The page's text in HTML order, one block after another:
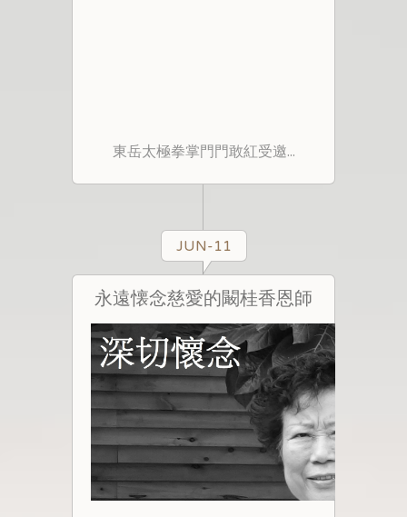
東岳太極拳掌門門敢紅受邀...
JUN-11
永遠懐念慈愛的闞桂香恩師